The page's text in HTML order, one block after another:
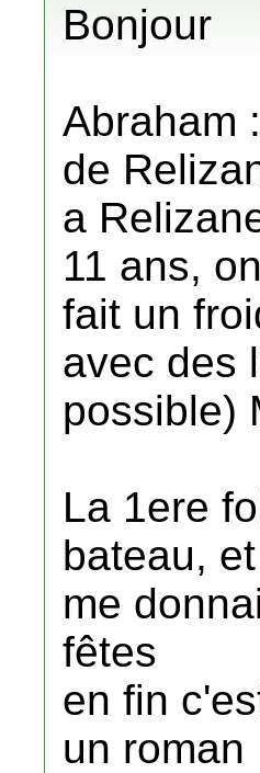
Bonjour
Abraham
de
a
11 ans,
fait un
avec des
possible)
La 1ere
bateau,
me
fêtes
en fin
un roman